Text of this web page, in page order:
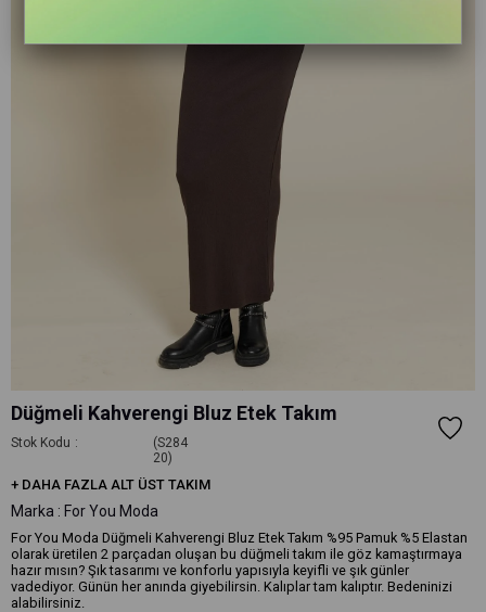
Düğmeli Kahverengi Bluz Etek Takım
Stok Kodu
(S284
20)
+ DAHA FAZLA ALT ÜST TAKIM
Marka : For You Moda
For You Moda Düğmeli Kahverengi Bluz Etek Takım %95 Pamuk %5 Elastan
olarak üretilen 2 parçadan oluşan bu düğmeli takım ile göz kamaştırmaya
hazır mısın? Şık tasarımı ve konforlu yapısıyla keyifli ve şık günler
vadediyor. Günün her anında giyebilirsin. Kalıplar tam kalıptır. Bedeninizi
alabilirsiniz.